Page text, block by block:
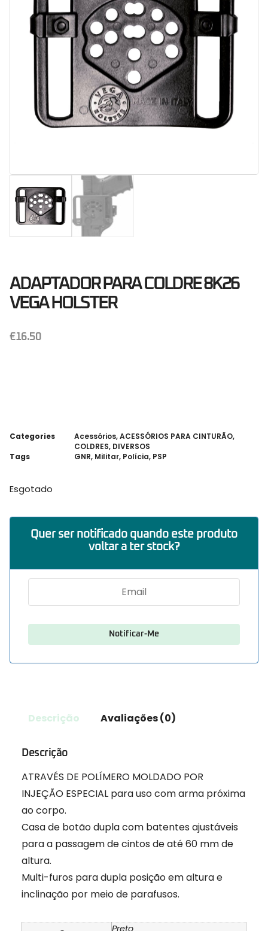
ADAPTADOR PARA COLDRE 8K26
VEGA HOLSTER
€16.50
Categories Acessórios,ACESSÓRIOS PARA CINTURÃO,
COLDRES, DIVERSOS
Tags
GNR, Militar, Polícia, PSP
Esgotado
Quer ser notificado quando este produto
voltar a ter stock?
Descrição Avaliações (0)
Descrição
ATRAVÉS DE POLÍMERO MOLDADO POR
INJEÇÃO ESPECIAL para uso com arma próxima
ao corpo.
Casa de botão dupla com batentes ajustáveis ​​
para a passagem de cintos de até 60 mm de
altura.
Multi-furos para dupla posição em altura e
inclinação por meio de parafusos.